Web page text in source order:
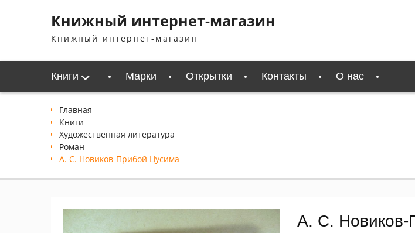
содержимомуКнижный интернет-магазин
Книжный интернет-магазин
Книги Марки Открытки Контакты О нас
Главная
Книги
Xудожественная литература
Роман
А. С. Новиков-Прибой Цусима
А. С. Новиков-